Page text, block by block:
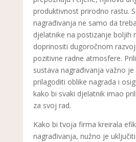
produktivnost prirodno rastu.
nagrađivanja ne samo da
djelatnike na postizanje boljih
doprinositi dugoročnom
pozitivne radne atmosfere.
sustava nagrađivanja važno
prilagoditi oblike nagrada i
kako bi svaki djelatnik imao
za svoj rad.
Kako bi tvoja firma kreirala
nagrađivanja, nužno je